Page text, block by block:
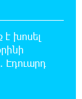
Զովունի-
են «Alfa
է խոսել
Էդուարդ